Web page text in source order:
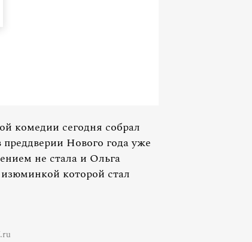
комедии сегодня собрал
Нового года уже
не стала и Ольга
которой стал